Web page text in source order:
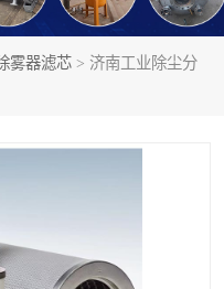
雾器滤芯 > 济南工业除尘分
管道过滤器
液氨除油除水过滤器
耐腐蚀除雾器滤芯